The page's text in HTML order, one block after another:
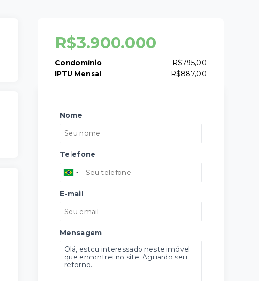
R$3.900.000
Condomínio
R$795,00
IPTU Mensal
R$887,00
Nome
Telefone
E-mail
Mensagem